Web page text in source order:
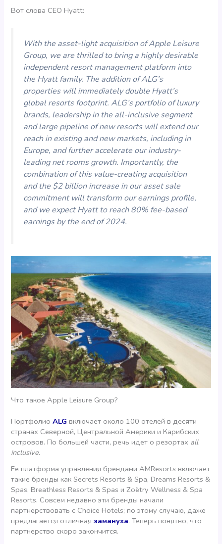
Вот слова CEO Hyatt:
With the asset-light acquisition of Apple Leisure
Group, we are thrilled to bring a highly desirable
independent resort management platform into
the Hyatt family. The addition of ALG’s
properties will immediately double Hyatt’s
global resorts footprint. ALG’s portfolio of luxury
brands, leadership in the all-inclusive segment
and large pipeline of new resorts will extend our
reach in existing and new markets, including in
Europe, and further accelerate our industry-
leading net rooms growth. Importantly, the
combination of this value-creating acquisition
and the $2 billion increase in our asset sale
commitment will transform our earnings profile,
and we expect Hyatt to reach 80% fee-based
earnings by the end of 2024.
Что такое Apple Leisure Group?
ПортфолиоALG включает около 100 отелей в десяти
странах Северной, Центральной Америки и Карибских
островов. По большей части, речь идет о резортах all
inclusive.
Ее платформа управления брендами AMResorts включает
такие бренды как Secrets Resorts & Spa, Dreams Resorts &
Spas, Breathless Resorts & Spas и Zoëtry Wellness & Spa
Resorts. Совсем недавно эти бренды начали
партнерствовать с Choice Hotels; по этому случаю, даже
предлагается отличнаязамануха. Теперь понятно, что
партнерство скоро закончится.